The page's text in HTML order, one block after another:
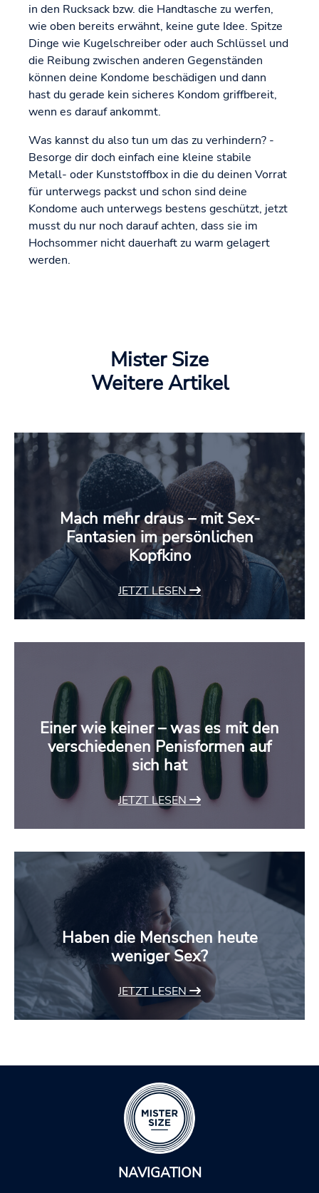
in den Rucksack bzw. die Handtasche zu werfen,
wie oben bereits erwähnt, keine gute Idee. Spitze
Dinge wie Kugelschreiber oder auch Schlüssel und
die Reibung zwischen anderen Gegenständen
können deine Kondome beschädigen und dann
hast du gerade kein sicheres Kondom griffbereit,
wenn es darauf ankommt.
Was kannst du also tun um das zu verhindern? -
Besorge dir doch einfach eine kleine stabile
Metall- oder Kunststoffbox in die du deinen Vorrat
für unterwegs packst und schon sind deine
Kondome auch unterwegs bestens geschützt, jetzt
musst du nur noch darauf achten, dass sie im
Hochsommer nicht dauerhaft zu warm gelagert
werden.
Mister Size
Weitere Artikel
Mach mehr draus – mit Sex-
Fantasien im persönlichen
Kopfkino
JETZT LESEN
Einer wie keiner – was es mit den
verschiedenen Penisformen auf
sich hat
JETZT LESEN
Haben die Menschen heute
weniger Sex?
JETZT LESEN
NAVIGATION